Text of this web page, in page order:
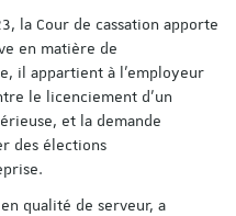
la Cour de cassation apporte
en matière de
il appartient à l’employeur
le licenciement d’un
et la demande
des élections
qualité de serveur, a